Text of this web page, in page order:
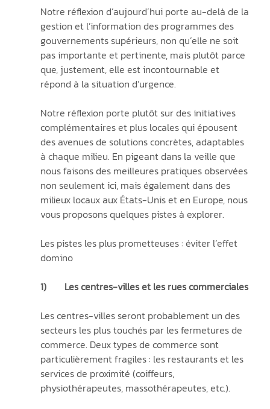
Notre réflexion d’aujourd’hui porte au-delà de la
gestion et l’information des programmes des
gouvernements supérieurs, non qu’elle ne soit
pas importante et pertinente, mais plutôt parce
que, justement, elle est incontournable et
répond à la situation d’urgence.
Notre réflexion porte plutôt sur des initiatives
complémentaires et plus locales qui épousent
des avenues de solutions concrètes, adaptables
à chaque milieu. En pigeant dans la veille que
nous faisons des meilleures pratiques observées
non seulement ici, mais également dans des
milieux locaux aux États-Unis et en Europe, nous
vous proposons quelques pistes à explorer.
Les pistes les plus prometteuses : éviter l’effet
domino
1)	Les centres-villes et les rues commerciales
Les centres-villes seront probablement un des
secteurs les plus touchés par les fermetures de
commerce. Deux types de commerce sont
particulièrement fragiles : les restaurants et les
services de proximité (coiffeurs,
physiothérapeutes, massothérapeutes, etc.).